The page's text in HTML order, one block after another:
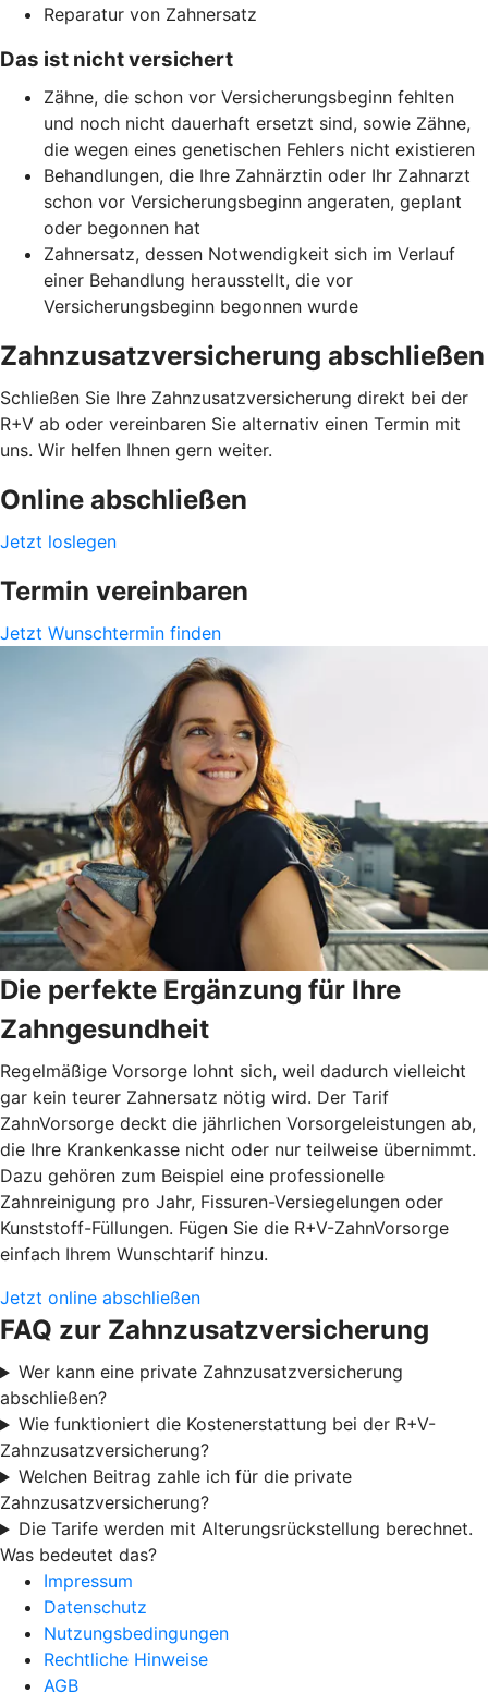
Reparatur von Zahnersatz
Das ist nicht versichert
Zähne, die schon vor Versicherungsbeginn fehlten
und noch nicht dauerhaft ersetzt sind, sowie Zähne,
die wegen eines genetischen Fehlers nicht existieren
Behandlungen, die Ihre Zahnärztin oder Ihr Zahnarzt
schon vor Versicherungsbeginn angeraten, geplant
oder begonnen hat
Zahnersatz, dessen Notwendigkeit sich im Verlauf
einer Behandlung herausstellt, die vor
Versicherungsbeginn begonnen wurde
Zahnzusatzversicherung abschließen
Schließen Sie Ihre Zahnzusatzversicherung direkt bei der
R+V ab oder vereinbaren Sie alternativ einen Termin mit
uns. Wir helfen Ihnen gern weiter.
Online abschließen
Jetzt loslegen
Termin vereinbaren
Jetzt Wunschtermin finden
Die perfekte Ergänzung für Ihre
Zahngesundheit
Regelmäßige Vorsorge lohnt sich, weil dadurch vielleicht
gar kein teurer Zahnersatz nötig wird. Der Tarif
ZahnVorsorge deckt die jährlichen Vorsorgeleistungen ab,
die Ihre Krankenkasse nicht oder nur teilweise übernimmt.
Dazu gehören zum Beispiel eine professionelle
Zahnreinigung pro Jahr, Fissuren-Versiegelungen oder
Kunststoff-Füllungen. Fügen Sie die R+V-ZahnVorsorge
einfach Ihrem Wunschtarif hinzu.
Jetzt online abschließen
FAQ zur Zahnzusatzversicherung
Wer kann eine private Zahnzusatzversicherung
abschließen?
Wie funktioniert die Kostenerstattung bei der R+V-
Zahnzusatzversicherung?
Welchen Beitrag zahle ich für die private
Zahnzusatzversicherung?
Die Tarife werden mit Alterungsrückstellung berechnet.
Was bedeutet das?
Impressum
Datenschutz
Nutzungsbedingungen
Rechtliche Hinweise
AGB